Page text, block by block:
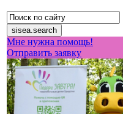
Мне нужна помощь!
Отправить заявку